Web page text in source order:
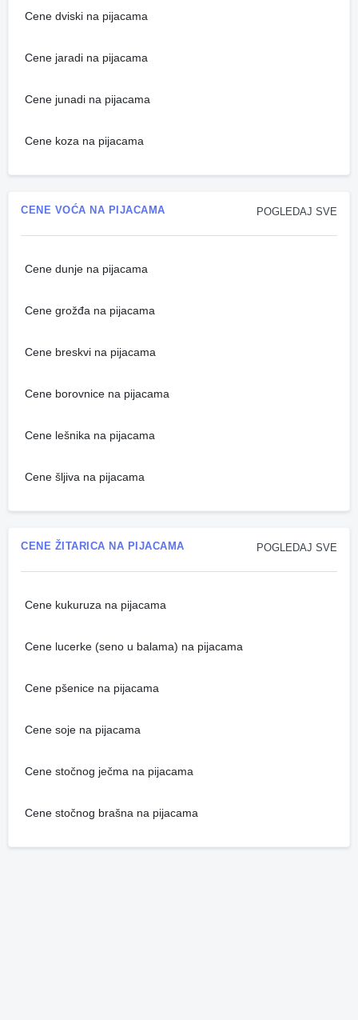
Cene dviski na pijacama
Cene jaradi na pijacama
Cene junadi na pijacama
Cene koza na pijacama
POGLEDAJ SVE
CENE VOĆA NA PIJACAMA
Cene dunje na pijacama
Cene grožđa na pijacama
Cene breskvi na pijacama
Cene borovnice na pijacama
Cene lešnika na pijacama
Cene šljiva na pijacama
POGLEDAJ SVE
CENE ŽITARICA NA PIJACAMA
Cene kukuruza na pijacama
Cene lucerke (seno u balama) na pijacama
Cene pšenice na pijacama
Cene soje na pijacama
Cene stočnog ječma na pijacama
Cene stočnog brašna na pijacama